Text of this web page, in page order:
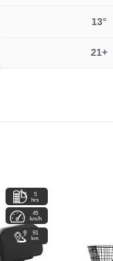
13°
21+
5
hrs
45
km/h
91
km